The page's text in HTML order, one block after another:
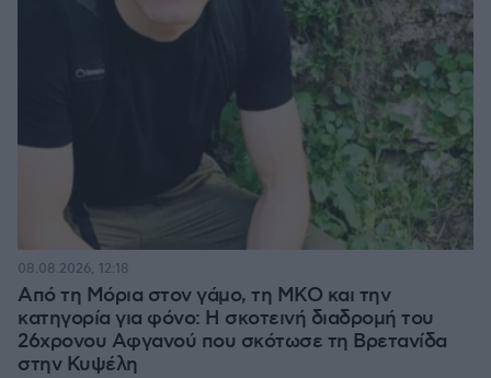
Από τη Μόρια στον γάμο, τη ΜΚΟ και την
κατηγορία για φόνο: Η σκοτεινή διαδρομή του
26χρονου Αφγανού που σκότωσε τη Βρετανίδα
στην Κυψέλη
08.08.2026, 12:18